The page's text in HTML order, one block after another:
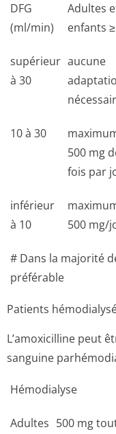
DFG
(ml/min)
Adultes
enfants
supérieur
à 30
aucune
10 à 30
500 mg
fois par
inférieur
à 10
500 mg/
# Dans la majorité
préférable
Patients
L’amoxicilline peut
sanguine
Hémodialyse
Adultes 500 mg